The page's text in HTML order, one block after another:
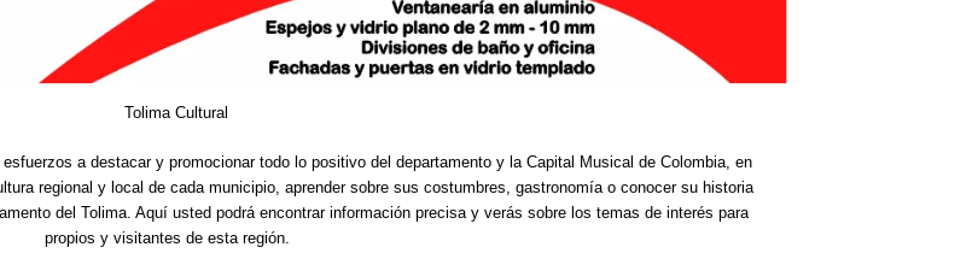
a destacar y promocionar todo lo positivo del departamento y la Capital Musical de Colombia, en
regional y local de cada municipio, aprender sobre sus costumbres, gastronomía o conocer su historia
del Tolima. Aquí usted podrá encontrar información precisa y verás sobre los temas de interés para
propios y visitantes de esta región.